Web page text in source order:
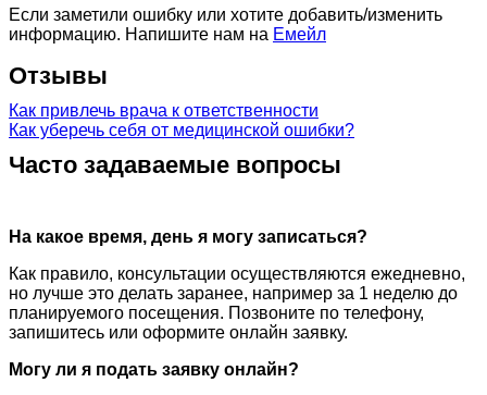
Если заметили ошибку или хотите добавить/изменить
информацию. Напишите нам на Емейл
Отзывы
Как привлечь врача к ответственности
Как уберечь себя от медицинской ошибки?
Часто задаваемые вопросы
На какое время, день я могу записаться?
Как правило, консультации осуществляются ежедневно,
но лучше это делать заранее, например за 1 неделю до
планируемого посещения. Позвоните по телефону,
запишитесь или оформите онлайн заявку.
Могу ли я подать заявку онлайн?